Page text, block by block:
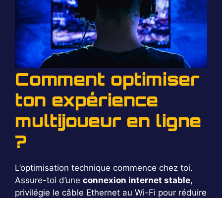
Comment optimiser
ton expérience
multijoueur en ligne
?
L’optimisation technique commence chez toi.
Assure-toi d’une connexion internet stable,
privilégie le câble Ethernet au Wi-Fi pour réduire